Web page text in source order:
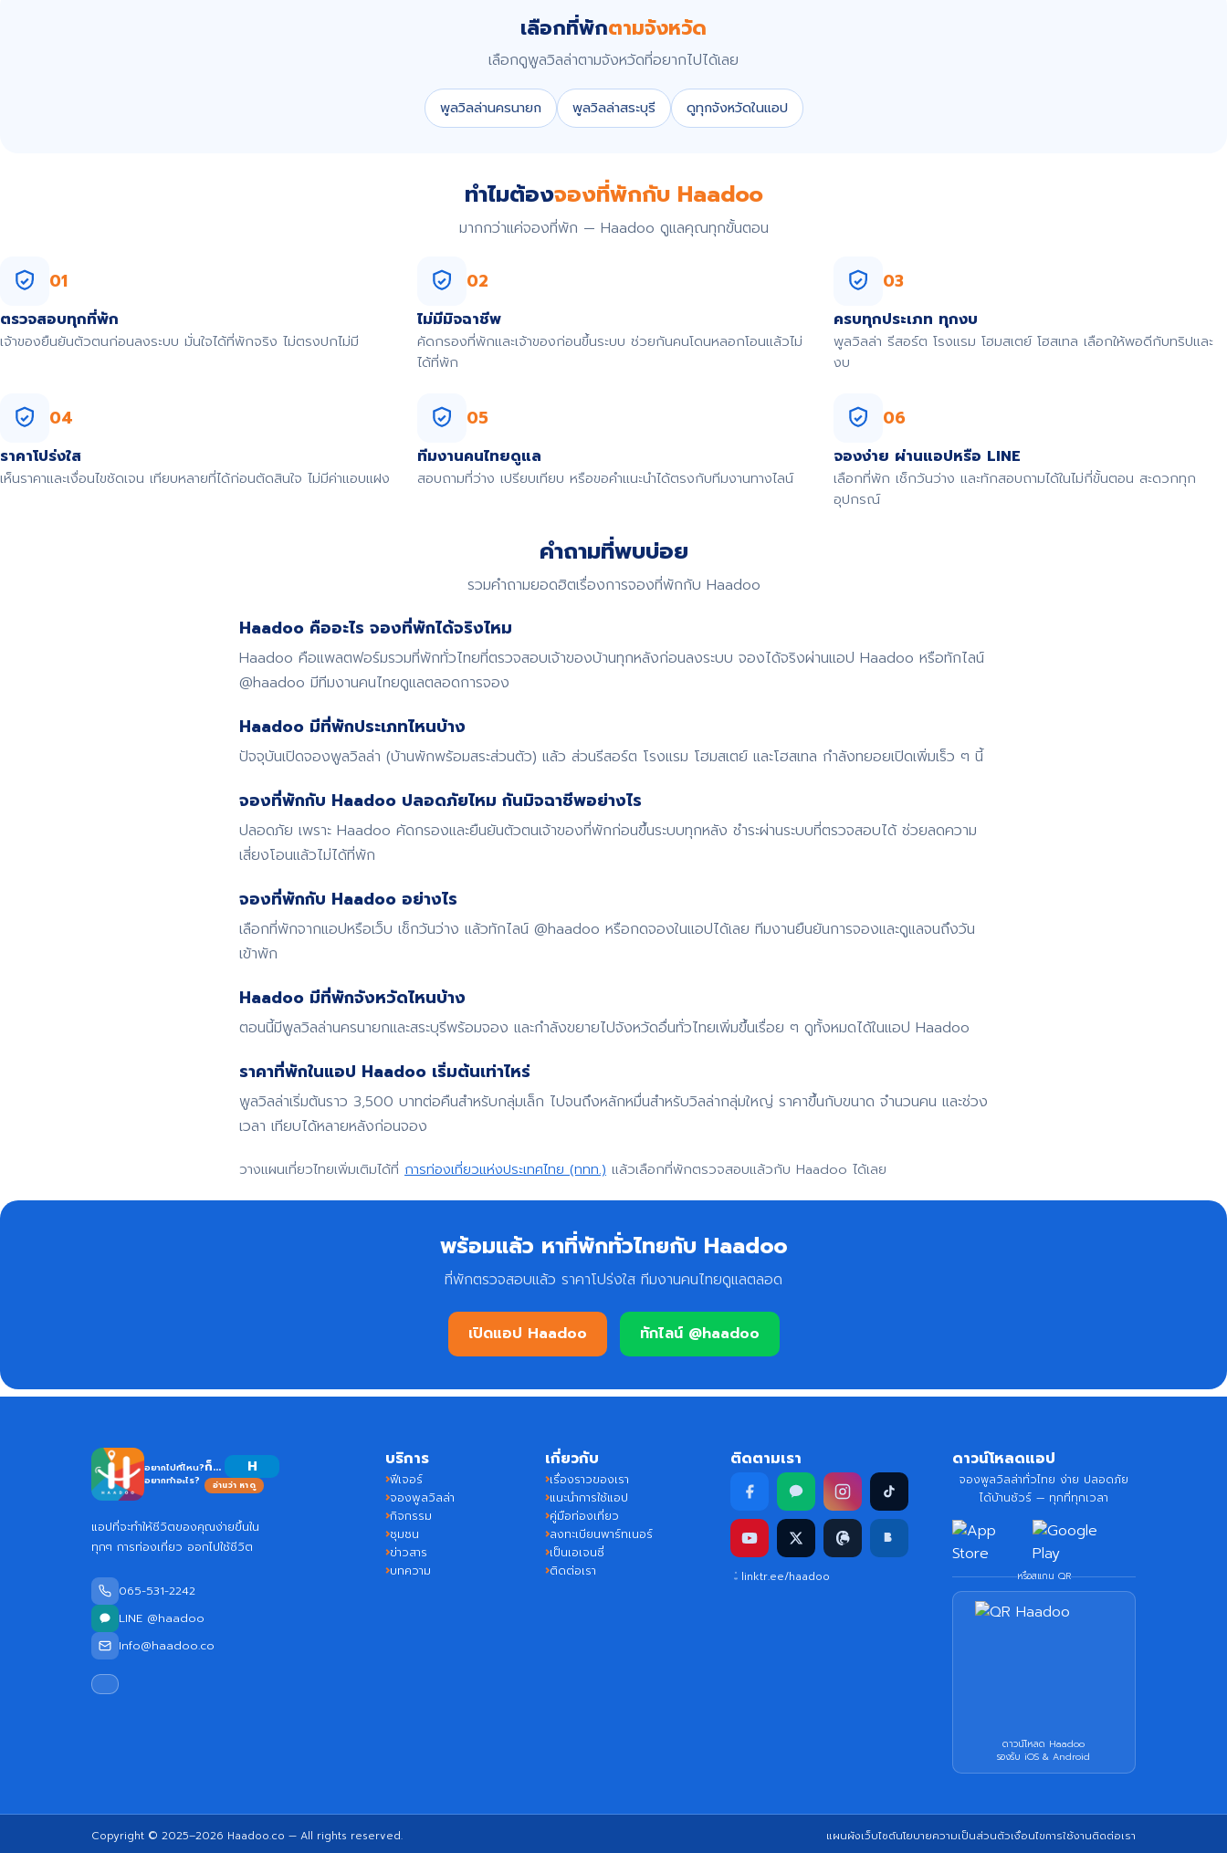
เลือกที่พักตามจังหวัด
เลือกดูพูลวิลล่าตามจังหวัดที่อยากไปได้เลย
พูลวิลล่านครนายก พูลวิลล่าสระบุรี ดูทุกจังหวัดในแอป
ทำไมต้องจองที่พักกับ Haadoo
มากกว่าแค่จองที่พัก — Haadoo ดูแลคุณทุกขั้นตอน
01
ตรวจสอบทุกที่พัก
เจ้าของยืนยันตัวตนก่อนลงระบบ มั่นใจได้ที่พักจริง ไม่ตรงปกไม่มี
02
ไม่มีมิจฉาชีพ
คัดกรองที่พักและเจ้าของก่อนขึ้นระบบ ช่วยกันคนโดนหลอกโอนแล้วไม่
ได้ที่พัก
03
ครบทุกประเภท ทุกงบ
พูลวิลล่า รีสอร์ต โรงแรม โฮมสเตย์ โฮสเทล เลือกให้พอดีกับทริปและ
งบ
04
ราคาโปร่งใส
เห็นราคาและเงื่อนไขชัดเจน เทียบหลายที่ได้ก่อนตัดสินใจ ไม่มีค่าแอบแฝง
05
ทีมงานคนไทยดูแล
สอบถามที่ว่าง เปรียบเทียบ หรือขอคำแนะนำได้ตรงกับทีมงานทางไลน์
06
จองง่าย ผ่านแอปหรือ LINE
เลือกที่พัก เช็กวันว่าง และทักสอบถามได้ในไม่กี่ขั้นตอน สะดวกทุก
อุปกรณ์
คำถามที่พบบ่อย
รวมคำถามยอดฮิตเรื่องการจองที่พักกับ Haadoo
Haadoo คืออะไร จองที่พักได้จริงไหม
Haadoo คือแพลตฟอร์มรวมที่พักทั่วไทยที่ตรวจสอบเจ้าของบ้านทุกหลังก่อนลงระบบ จองได้จริงผ่านแอป Haadoo หรือทักไลน์
@haadoo มีทีมงานคนไทยดูแลตลอดการจอง
Haadoo มีที่พักประเภทไหนบ้าง
ปัจจุบันเปิดจองพูลวิลล่า (บ้านพักพร้อมสระส่วนตัว) แล้ว ส่วนรีสอร์ต โรงแรม โฮมสเตย์ และโฮสเทล กำลังทยอยเปิดเพิ่มเร็ว ๆ นี้
จองที่พักกับ Haadoo ปลอดภัยไหม กันมิจฉาชีพอย่างไร
ปลอดภัย เพราะ Haadoo คัดกรองและยืนยันตัวตนเจ้าของที่พักก่อนขึ้นระบบทุกหลัง ชำระผ่านระบบที่ตรวจสอบได้ ช่วยลดความ
เสี่ยงโอนแล้วไม่ได้ที่พัก
จองที่พักกับ Haadoo อย่างไร
เลือกที่พักจากแอปหรือเว็บ เช็กวันว่าง แล้วทักไลน์ @haadoo หรือกดจองในแอปได้เลย ทีมงานยืนยันการจองและดูแลจนถึงวัน
เข้าพัก
Haadoo มีที่พักจังหวัดไหนบ้าง
ตอนนี้มีพูลวิลล่านครนายกและสระบุรีพร้อมจอง และกำลังขยายไปจังหวัดอื่นทั่วไทยเพิ่มขึ้นเรื่อย ๆ ดูทั้งหมดได้ในแอป Haadoo
ราคาที่พักในแอป Haadoo เริ่มต้นเท่าไหร่
พูลวิลล่าเริ่มต้นราว 3,500 บาทต่อคืนสำหรับกลุ่มเล็ก ไปจนถึงหลักหมื่นสำหรับวิลล่ากลุ่มใหญ่ ราคาขึ้นกับขนาด จำนวนคน และช่วง
เวลา เทียบได้หลายหลังก่อนจอง
วางแผนเที่ยวไทยเพิ่มเติมได้ที่ การท่องเที่ยวแห่งประเทศไทย (ททท.) แล้วเลือกที่พักตรวจสอบแล้วกับ Haadoo ได้เลย
พร้อมแล้ว หาที่พักทั่วไทยกับ Haadoo
ที่พักตรวจสอบแล้ว ราคาโปร่งใส ทีมงานคนไทยดูแลตลอด
เปิดแอป Haadoo ทักไลน์ @haadoo
อยากไปที่ไหน?
อยากทำอะไร?
ก็... Haa
อ่านว่า หาดู
แอปที่จะทำให้ชีวิตของคุณง่ายขึ้นใน
ทุกๆ การท่องเที่ยว ออกไปใช้ชีวิต
065-531-2242
LINE @haadoo
Info@haadoo.co
บริการ
ฟีเจอร์
จองพูลวิลล่า
กิจกรรม
ชุมชน
ข่าวสาร
บทความ
เกี่ยวกับ
เรื่องราวของเรา
แนะนำการใช้แอป
คู่มือท่องเที่ยว
ลงทะเบียนพาร์ทเนอร์
เป็นเอเจนซี่
ติดต่อเรา
ติดตามเรา
linktr.ee/haadoo
ดาวน์โหลดแอป
จองพูลวิลล่าทั่วไทย ง่าย ปลอดภัย
ได้บ้านชัวร์ — ทุกที่ทุกเวลา
หรือสแกน QR
ดาวน์โหลด Haadoo
รองรับ iOS & Android
Copyright © 2025–2026 Haadoo.co — All rights reserved. แผนผังเว็บไซต์นโยบายความเป็นส่วนตัวเงื่อนไขการใช้งานติดต่อเรา